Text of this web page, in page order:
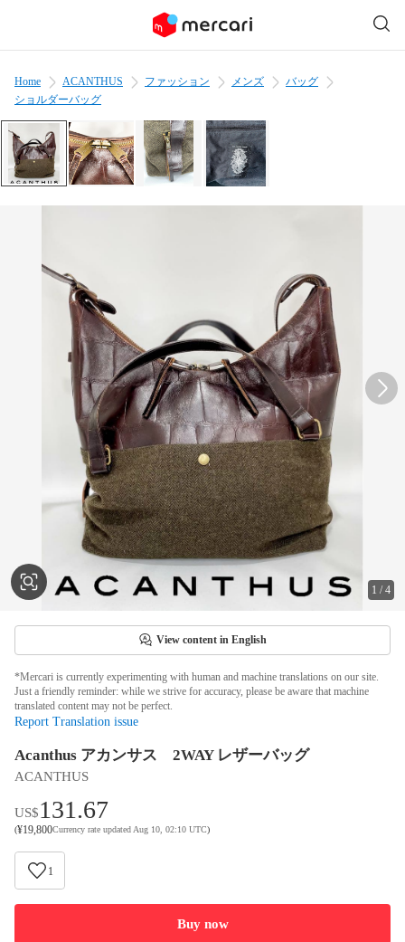
Home ACANTHUS ファッション メンズ
バッグ
ショルダーバッグ
1 /4
View content in English
*Mercari is currently experimenting with human and machine translations on our site.
Just a friendly reminder: while we strive for accuracy, please be aware that machine
translated content may not be perfect.
Report Translation issue
Acanthus アカンサス 2WAY レザーバッグ
ACANTHUS
US$131.67
(¥19,800Currency rate updated Aug 10, 02:10 UTC)
1
Buy now